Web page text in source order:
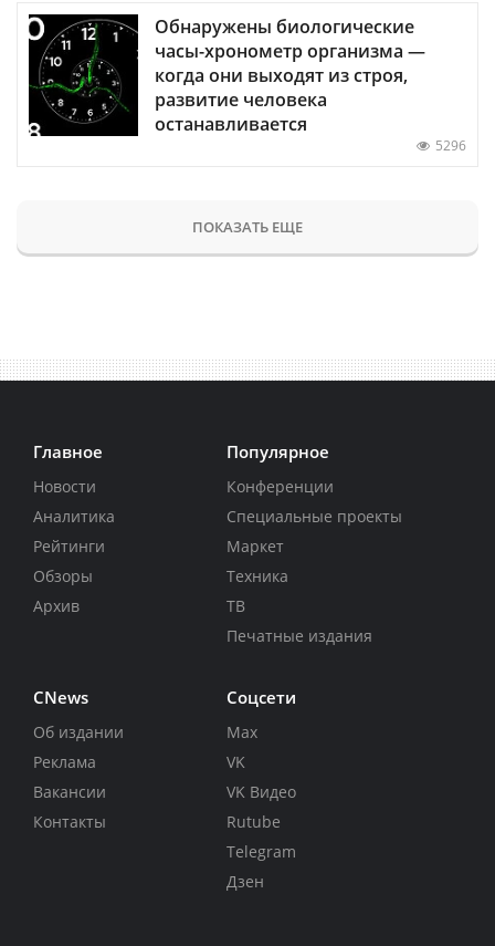
Обнаружены биологические
часы-хронометр организма —
когда они выходят из строя,
развитие человека
останавливается
5296
ПОКАЗАТЬ ЕЩЕ
Главное
Новости
Аналитика
Рейтинги
Обзоры
Архив
Популярное
Конференции
Специальные проекты
Маркет
Техника
ТВ
Печатные издания
CNews
Об издании
Реклама
Вакансии
Контакты
Соцсети
Max
VK
VK Видео
Rutube
Telegram
Дзен